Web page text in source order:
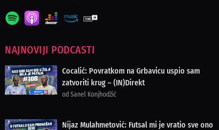
NAJNOVIJI PODCASTI
Cocalić: Povratkom na Grbavicu uspio sam
zatvoriti krug – (IN)Direkt
od Sanel Konjhodžić
Nijaz Mulahmetović: Futsal mi je vratio sve ono